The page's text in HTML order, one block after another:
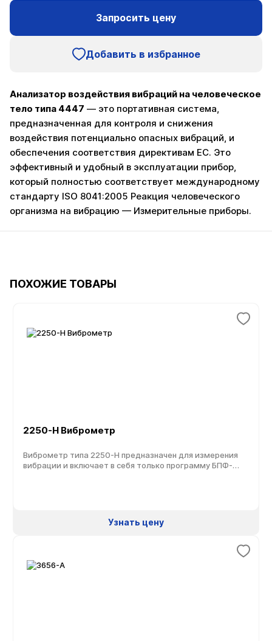
Запросить цену
Добавить в избранное
Анализатор воздействия вибраций на человеческое
тело типа 4447 — это портативная система,
предназначенная для контроля и снижения
воздействия потенциально опасных вибраций, и
обеспечения соответствия директивам ЕС. Это
эффективный и удобный в эксплуатации прибор,
который полностью соответствует международному
стандарту ISO 8041:2005 Реакция человеческого
организма на вибрацию — Измерительные приборы.
ПОХОЖИЕ ТОВАРЫ
2250-H Виброметр
Виброметр типа 2250-H предназначен для измерения
вибрации и включает в себя только программу БПФ-
набором акселерометров, применяемых в зависимости
от уровня вибрации, места измерения и обстановки, в
Узнать цену